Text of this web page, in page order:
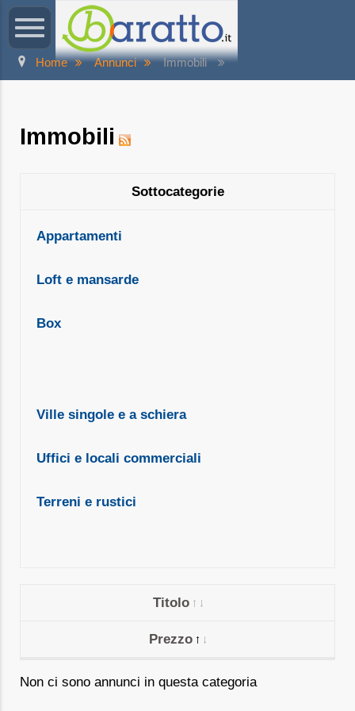
Home Annunci Immobili
Immobili
Sottocategorie
Appartamenti
Loft e mansarde
Box
Ville singole e a schiera
Uffici e locali commerciali
Terreni e rustici
Titolo
Prezzo
Non ci sono annunci in questa categoria